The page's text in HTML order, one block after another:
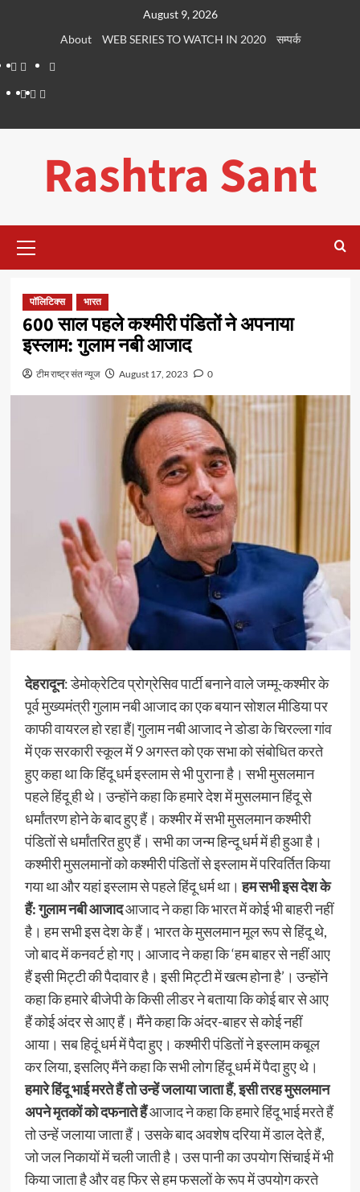
August 9, 2026
About
WEB SERIES TO WATCH IN 2020
सम्पर्क
About
WEB
SERIES
Dehradun
LifePlaces
सम्पर्क
Rashtra Sant
Menu
पॉलिटिक्स भारत
600 साल पहले कश्मीरी पंडितों ने अपनाया
इस्लाम: गुलाम नबी आजाद
टीम राष्ट्र संत न्यूज August 17, 2023 0
देहरादून: डेमोक्रेटिव प्रोग्रेसिव पार्टी बनाने वाले जम्मू-कश्मीर के
पूर्व मुख्यमंत्री गुलाम नबी आजाद का एक बयान सोशल मीडिया पर
काफी वायरल हो रहा हैं| गुलाम नबी आजाद ने डोडा के चिरल्ला गांव
में एक सरकारी स्कूल में 9 अगस्त को एक सभा को संबोधित करते
हुए कहा था कि हिंदू धर्म इस्लाम से भी पुराना है। सभी मुसलमान
पहले हिंदू ही थे। उन्होंने कहा कि हमारे देश में मुसलमान हिंदू से
धर्मांतरण होने के बाद हुए हैं। कश्मीर में सभी मुसलमान कश्मीरी
पंडितों से धर्मांतरित हुए हैं। सभी का जन्म हिन्दू धर्म में ही हुआ है।
कश्मीरी मुसलमानों को कश्मीरी पंडितों से इस्लाम में परिवर्तित किया
गया था और यहां इस्लाम से पहले हिंदू धर्म था।हम सभी इस देश के
हैं: गुलाम नबी आजादआजाद ने कहा कि भारत में कोई भी बाहरी नहीं
है। हम सभी इस देश के हैं। भारत के मुसलमान मूल रूप से हिंदू थे,
जो बाद में कनवर्ट हो गए। आजाद ने कहा कि ‘हम बाहर से नहीं आए
हैं इसी मिट्टी की पैदावार है। इसी मिट्टी में खत्म होना है’। उन्होंने
कहा कि हमारे बीजेपी के किसी लीडर ने बताया कि कोई बार से आए
हैं कोई अंदर से आए हैं। मैंने कहा कि अंदर-बाहर से कोई नहीं
आया। सब हिदूं धर्म में पैदा हुए। कश्मीरी पंडितों ने इस्लाम कबूल
कर लिया, इसलिए मैंने कहा कि सभी लोग हिंदू धर्म में पैदा हुए थे।
हमारे हिंदू भाई मरते हैं तो उन्हें जलाया जाता हैं, इसी तरह मुसलमान
अपने मृतकों को दफनाते हैंआजाद ने कहा कि हमारे हिंदू भाई मरते हैं
तो उन्हें जलाया जाता हैं। उसके बाद अवशेष दरिया में डाल देते हैं,
जो जल निकायों में चली जाती है। उस पानी का उपयोग सिंचाई में भी
किया जाता है और वह फिर से हम फसलों के रूप में उपयोग करते